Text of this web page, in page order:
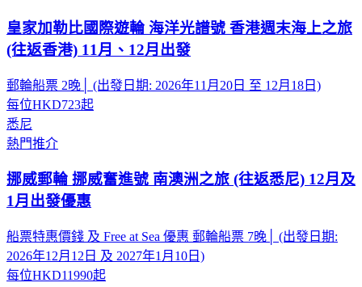
皇家加勒比國際遊輪 海洋光譜號 香港週末海上之旅
(往返香港) 11月、12月出發
郵輪船票 2晚│ (出發日期: 2026年11月20日 至 12月18日)
每位HKD723起
悉尼
熱門推介
挪威郵輪 挪威奮進號 南澳洲之旅 (往返悉尼) 12月及
1月出發優惠
船票特惠價錢 及 Free at Sea 優惠 郵輪船票 7晚│ (出發日期:
2026年12月12日 及 2027年1月10日)
每位HKD11990起